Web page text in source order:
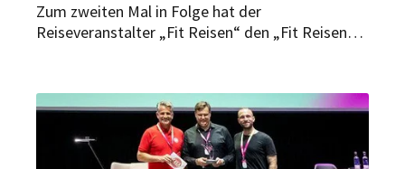
Zum zweiten Mal in Folge hat der
Reiseveranstalter „Fit Reisen“ den „Fit Reisen
im Gesundheits- und Wellnesssegment, die durch
exzellente Leistungen in den Bereichen Wellness,
Gesundheit, Erholung und Gastfreundschaft
überzeugen.